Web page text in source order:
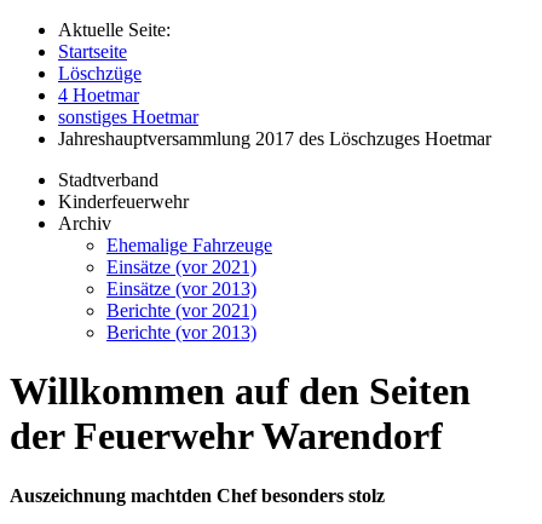
Aktuelle Seite:
Startseite
Löschzüge
4 Hoetmar
sonstiges Hoetmar
Jahreshauptversammlung 2017 des Löschzuges Hoetmar
Stadtverband
Kinderfeuerwehr
Archiv
Ehemalige Fahrzeuge
Einsätze (vor 2021)
Einsätze (vor 2013)
Berichte (vor 2021)
Berichte (vor 2013)
Willkommen auf den Seiten
der Feuerwehr Warendorf
Auszeichnung machtden Chef besonders stolz